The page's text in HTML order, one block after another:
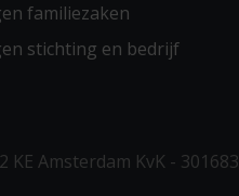
familiezaken
stichting en bedrijf
Amsterdam KvK -